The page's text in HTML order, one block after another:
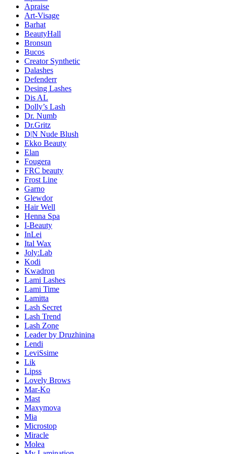
Apraise
Art-Visage
Barhat
BeautyHall
Bronsun
Bucos
Creator Synthetic
Dalashes
Defenderr
Desing Lashes
Dis AL
Dolly’s Lash
Dr. Numb
Dr.Gritz
D|N Nude Blush
Ekko Beauty
Elan
Fougera
FRC beauty
Frost Line
Garno
Glewdor
Hair Well
Henna Spa
I-Beauty
InLei
Ital Wax
Joly:Lab
Kodi
Kwadron
Lami Lashes
Lami Time
Lamitta
Lash Secret
Lash Trend
Lash Zone
Leader by Druzhinina
Lendi
LeviSsime
Lik
Lipss
Lovely Brows
Mar-Ko
Mast
Maxymova
Mia
Microstop
Miracle
Molea